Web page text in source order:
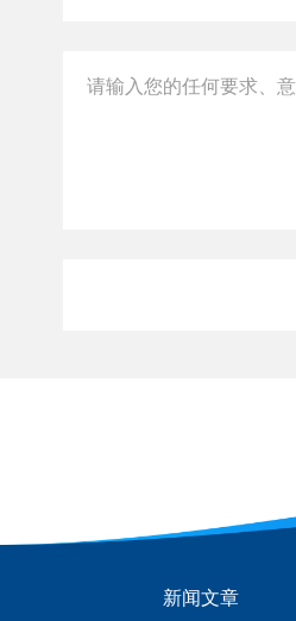
新闻文章